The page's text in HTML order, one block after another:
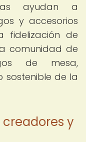
ayudan a
y accesorios
fidelización de
comunidad de
de mesa,
sostenible de la
y